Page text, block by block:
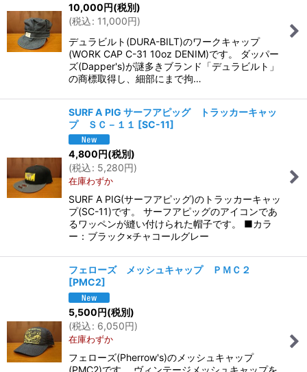
10,000円(税別)
(税込: 11,000円)
デュラビルト(DURA-BILT)のワークキャップ
(WORK CAP C-31 10oz DENIM)です。 ダッパー
ズ(Dapper's)が謎多きブランド「デュラビルト」
の商標取得し、細部にまで拘…
SURF A PIG サーフアピッグ トラッカーキャッ
プ ＳＣ－１１ [SC-11]
4,800円(税別)
(税込: 5,280円)
在庫わずか
SURF A PIG(サーフアピッグ)のトラッカーキャッ
プ(SC-11)です。 サーフアピッグのアイコンであ
るワッペンが縫い付けられた帽子です。 ■カラ
ー：ブラック×チャコールグレー
フェローズ メッシュキャップ ＰＭＣ２
[PMC2]
5,500円(税別)
(税込: 6,050円)
在庫わずか
フェローズ(Pherrow's)のメッシュキャップ
(PMC2)です。 ヴィンテージメッシュキャップを